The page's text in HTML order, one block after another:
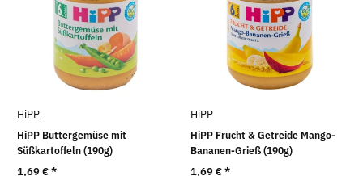
HiPP
HiPP Buttergemüse mit
Süßkartoffeln (190g)
1,69 €*
HiPP
HiPP Frucht & Getreide Mango-
Bananen-Grieß (190g)
1,69 €*